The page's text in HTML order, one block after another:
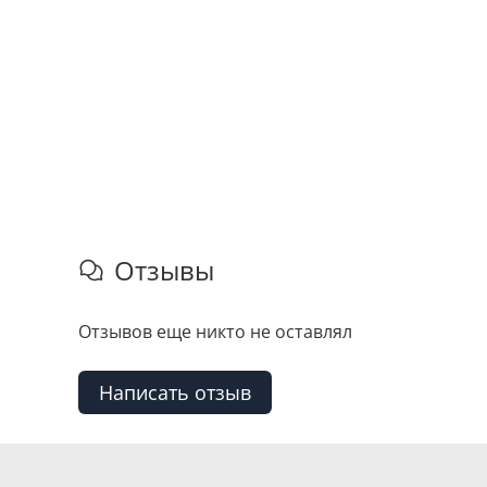
Отзывы
Отзывов еще никто не оставлял
Написать отзыв